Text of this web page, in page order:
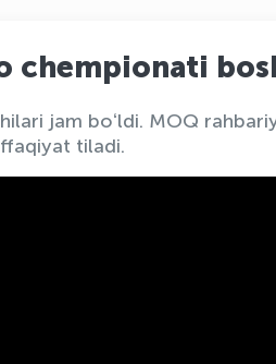
chempionati
jam boʻldi. MOQ
tiladi.